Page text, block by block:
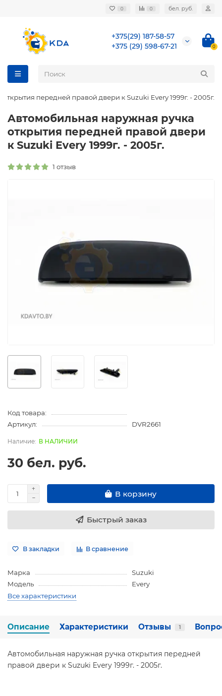
0 0 бел. руб.
+375(29) 187-58-57
+375 (29) 598-67-21
0
передней правой двери к Suzuki Every 1999г. - 2005г.
Автомобильная наружная ручка
открытия передней правой двери
к Suzuki Every 1999г. - 2005г.
1 отзыв
Код товара:
Артикул:
DVR2661
В НАЛИЧИИ
30 бел. руб.
В корзину
Быстрый заказ
В закладки В сравнение
Марка
Suzuki
Модель
Every
Все характеристики
Описание Характеристики Отзывы 1
Автомобильная наружная ручка открытия передней
правой двери к Suzuki Every 1999г. - 2005г.